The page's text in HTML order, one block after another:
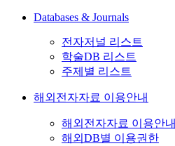
Databases & Journals
전자저널 리스트
학술DB 리스트
주제별 리스트
해외전자자료 이용안내
해외전자자료 이용안내
해외DB별 이용권한